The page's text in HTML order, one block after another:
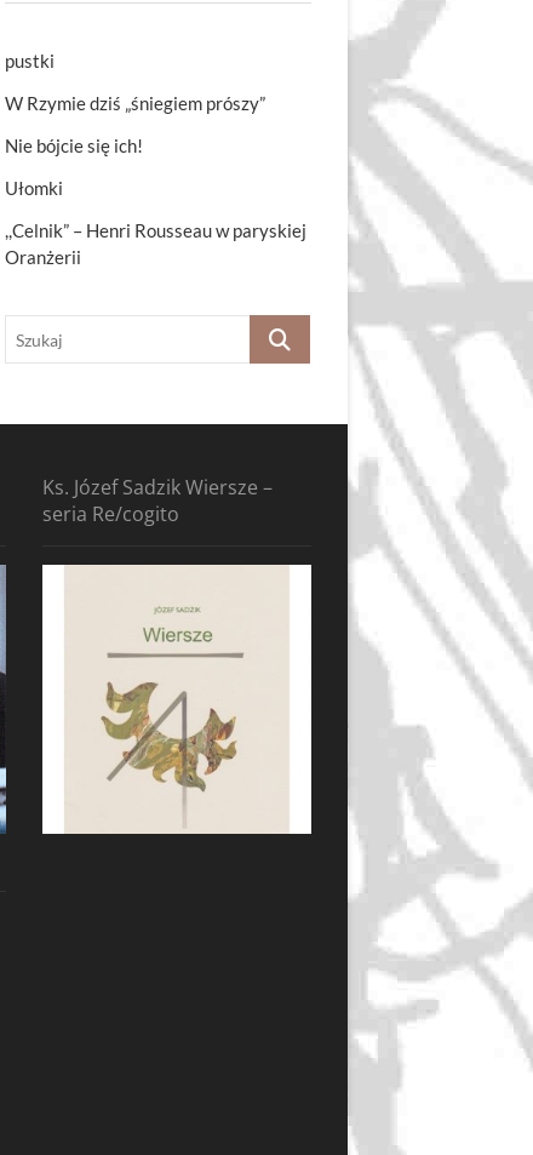
pustki
W Rzymie dziś „śniegiem prószy”
Nie bójcie się ich!
Ułomki
,,Celnik” – Henri Rousseau w paryskiej
Oranżerii
Szukaj
Ks. Józef Sadzik Wiersze –
seria Re/cogito